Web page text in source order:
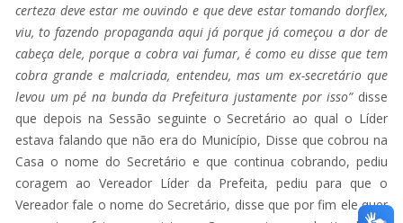
certeza deve estar me ouvindo e que deve estar tomando dorflex,
viu, to fazendo propaganda aqui já porque já começou a dor de
cabeça dele, porque a cobra vai fumar, é como eu disse que tem
cobra grande e malcriada, entendeu, mas um ex-secretário que
levou um pé na bunda da Prefeitura justamente por isso”disse
que depois na Sessão seguinte o Secretário ao qual o Líder
estava falando que não era do Município, Disse que cobrou na
Casa o nome do Secretário e que continua cobrando, pediu
coragem ao Vereador Líder da Prefeita, pediu para que o
Vereador fale o nome do Secretário, disse que por fim ele quer